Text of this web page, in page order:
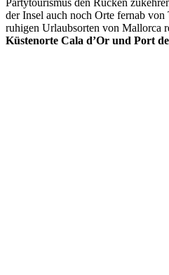
Partytourismus den Rücken
der Insel auch noch Orte fernab
ruhigen Urlaubsorten von Mallorca
Küstenorte Cala d’Or und Port